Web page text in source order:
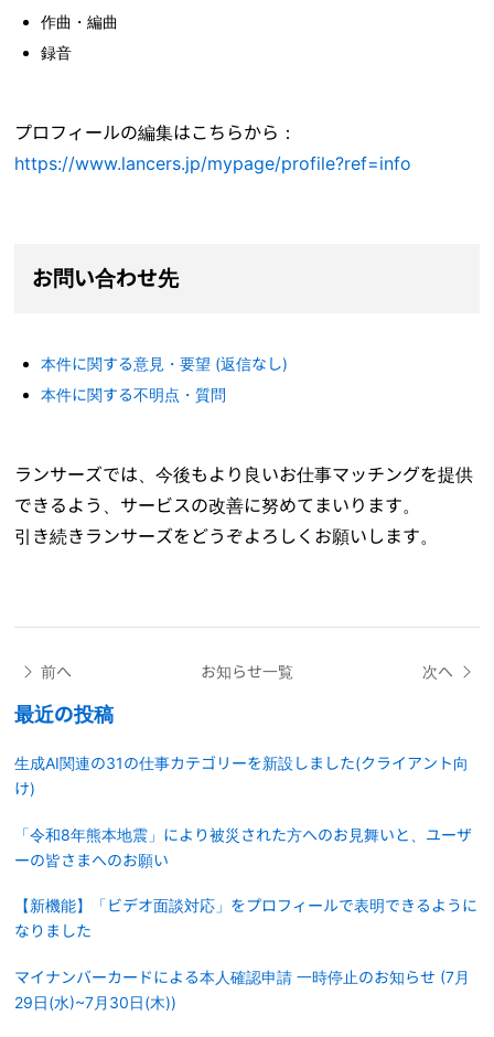
作曲・編曲
録音
プロフィールの編集はこちらから：
https://www.lancers.jp/mypage/profile?ref=info
お問い合わせ先
本件に関する意見・要望 (返信なし)
本件に関する不明点・質問
ランサーズでは、今後もより良いお仕事マッチングを提供
できるよう、サービスの改善に努めてまいります。
引き続きランサーズをどうぞよろしくお願いします。
前へ お知らせ一覧 次へ
最近の投稿
生成AI関連の31の仕事カテゴリーを新設しました(クライアント向
け)
「令和8年熊本地震」により被災された方へのお見舞いと、ユーザ
ーの皆さまへのお願い
【新機能】「ビデオ面談対応」をプロフィールで表明できるように
なりました
マイナンバーカードによる本人確認申請 一時停止のお知らせ (7月
29日(水)~7月30日(木))